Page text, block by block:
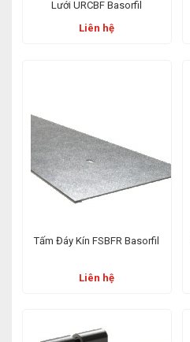
Lưới URCBF Basorfil
Liên hệ
Tấm Đáy Kín FSBFR Basorfil
Liên hệ